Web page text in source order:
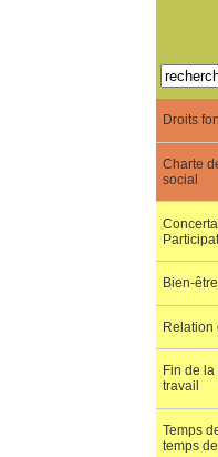
Droits
Charte
social
Bien-
Relation
Fin de
travail
Temps
temps